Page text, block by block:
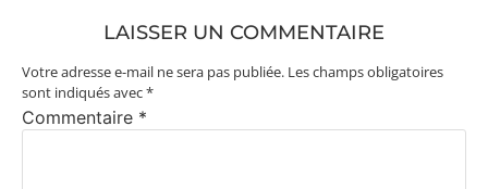
LAISSER UN COMMENTAIRE
Votre adresse e-mail ne sera pas publiée. Les champs obligatoires
sont indiqués avec*
Commentaire *